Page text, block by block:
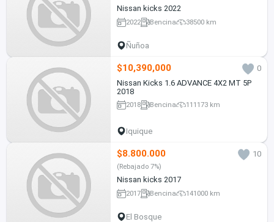
Nissan kicks 2022
2022 Bencina 38500 km
Ñuñoa
$10,390,000
0
Nissan Kicks 1.6 ADVANCE 4X2 MT 5P
2018
2018 Bencina 111173 km
Iquique
$8.800.000 10
(Rebajado 7%)
Nissan kicks 2017
2017 Bencina 141000 km
El Bosque